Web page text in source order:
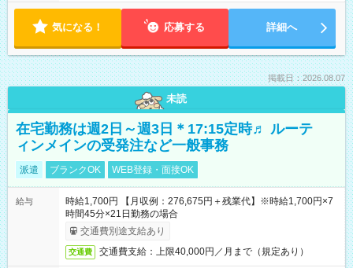
気になる！ 応募する 詳細へ
掲載日：2026.08.07
未読
在宅勤務は週2日～週3日＊17:15定時♬ ルーテ
ィンメインの受発注など一般事務
派遣 ブランクOK WEB登録・面接OK
給与
時給1,700円 【月収例：276,675円＋残業代】※時給1,700円×7
時間45分×21日勤務の場合
交通費別途支給あり
交通費 交通費支給：上限40,000円／月まで（規定あり）